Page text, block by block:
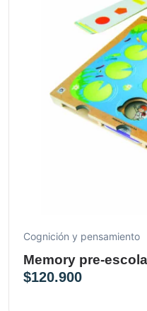
Cognición y pensamiento
Memory pre-
$120.900